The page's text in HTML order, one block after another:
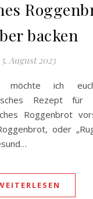
backen
5. August 2023
möchte ich
Rezept für
Roggenbrot
oder